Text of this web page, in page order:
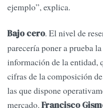
ejemplo”, explica.
Bajo cero. El nivel de
parecería poner a prueba
información de la entidad,
cifras de la composición
las que dispone
mercado. Francisco